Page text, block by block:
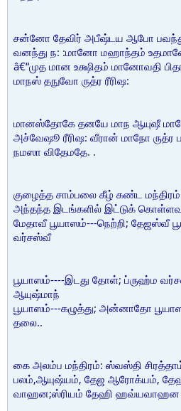
சன்னோ தேவிர் அபீஷ்டய ஆபோ
வனந்து ந: :மானோ மஹாந்தம்
â€“முத மான உக்ஷிதம் மானோவதி
மாநஸ் தநுவோ ருத்ர ரீரிஷ:
மானஸ்தோகே தனயே மாந ஆயுஷீ
அச்வேஷூ ரீரிஷ: வீரான் மாநோ
நமஸா விதேமதே. .
குழைத்த சாம்பலை கீழ் கண்ட
அந்தந்த இடங்களில் இட்டுக்
மேதாவீ பூயாஸம்---நெற்றி; தேஜஸ்வீ
வர்சஸ்வீ
பூயாஸம்----இடது தோள்; ப்ருஹ்ம
ஆயுஷ்மாந்
பூயாஸம்---கழுத்து; அன்னாதோ
தலை..
கை அலம்ப மந்திரம்: ஸ்வஸ்தி
பலம்,ஆயுஷ்யம், தேஜ ஆரோக்யம்,
வாஹன;ஸ்ரியம் தேஹி ஹவ்யவாஹன